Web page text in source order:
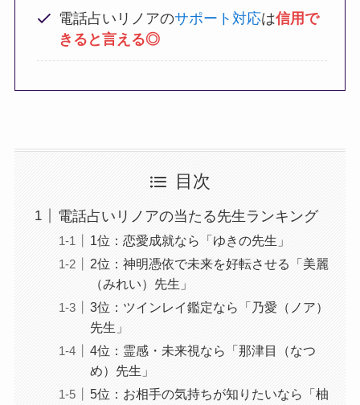
電話占いリノアのサポート対応は信用で
きると言える◎
目次
電話占いリノアの当たる先生ランキング
1位：恋愛成就なら「ゆきの先生」
2位：神明憑依で未来を好転させる「美麗
（みれい）先生」
3位：ツインレイ鑑定なら「乃愛（ノア）
先生」
4位：霊感・未来視なら「那津目（なつ
め）先生」
5位：お相手の気持ちが知りたいなら「柚